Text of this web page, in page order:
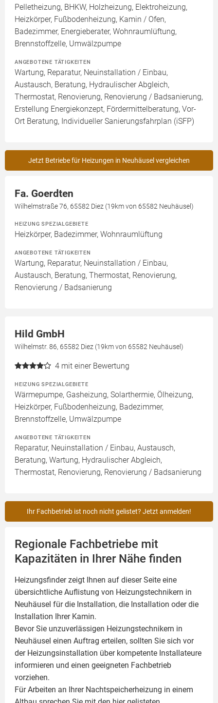
Pelletheizung, BHKW, Holzheizung, Elektroheizung,
Heizkörper, Fußbodenheizung, Kamin / Ofen,
Badezimmer, Energieberater, Wohnraumlüftung,
Brennstoffzelle, Umwälzpumpe
ANGEBOTENE TÄTIGKEITEN
Wartung, Reparatur, Neuinstallation / Einbau,
Austausch, Beratung, Hydraulischer Abgleich,
Thermostat, Renovierung, Renovierung / Badsanierung,
Erstellung Energiekonzept, Fördermittelberatung, Vor-
Ort Beratung, Individueller Sanierungsfahrplan (iSFP)
Jetzt Betriebe für Heizungen in Neuhäusel vergleichen
Fa. Goerdten
Wilhelmstraße 76, 65582 Diez (19km von 65582 Neuhäusel)
HEIZUNG SPEZIALGEBIETE
Heizkörper, Badezimmer, Wohnraumlüftung
ANGEBOTENE TÄTIGKEITEN
Wartung, Reparatur, Neuinstallation / Einbau,
Austausch, Beratung, Thermostat, Renovierung,
Renovierung / Badsanierung
Hild GmbH
Wilhelmstr. 86, 65582 Diez (19km von 65582 Neuhäusel)
4 mit einer Bewertung
HEIZUNG SPEZIALGEBIETE
Wärmepumpe, Gasheizung, Solarthermie, Ölheizung,
Heizkörper, Fußbodenheizung, Badezimmer,
Brennstoffzelle, Umwälzpumpe
ANGEBOTENE TÄTIGKEITEN
Reparatur, Neuinstallation / Einbau, Austausch,
Beratung, Wartung, Hydraulischer Abgleich,
Thermostat, Renovierung, Renovierung / Badsanierung
Ihr Fachbetrieb ist noch nicht gelistet? Jetzt anmelden!
Regionale Fachbetriebe mit
Kapazitäten in Ihrer Nähe finden
Heizungsfinder zeigt Ihnen auf dieser Seite eine
übersichtliche Auflistung von Heizungstechnikern in
Neuhäusel für die Installation, die Installation oder die
Installation Ihrer Kamin.
Bevor Sie unzuverlässigen Heizungstechnikern in
Neuhäusel einen Auftrag erteilen, sollten Sie sich vor
der Heizungsinstallation über kompetente Installateure
informieren und einen geeigneten Fachbetrieb
vorziehen.
Für Arbeiten an Ihrer Nachtspeicherheizung in einem